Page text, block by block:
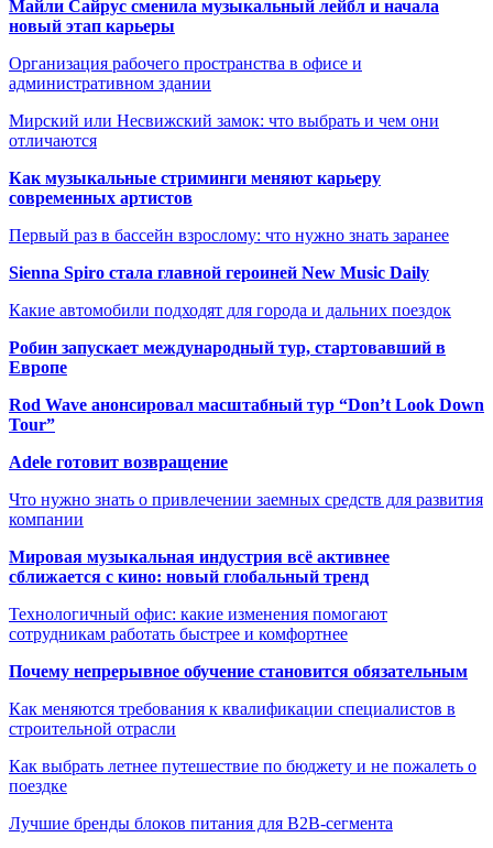
Майли Сайрус сменила музыкальный лейбл и начала
новый этап карьеры
Организация рабочего пространства в офисе и
административном здании
Мирский или Несвижский замок: что выбрать и чем они
отличаются
Как музыкальные стриминги меняют карьеру
современных артистов
Первый раз в бассейн взрослому: что нужно знать заранее
Sienna Spiro стала главной героиней New Music Daily
Какие автомобили подходят для города и дальних поездок
Робин запускает международный тур, стартовавший в
Европе
Rod Wave анонсировал масштабный тур “Don’t Look Down
Tour”
Adele готовит возвращение
Что нужно знать о привлечении заемных средств для развития
компании
Мировая музыкальная индустрия всё активнее
сближается с кино: новый глобальный тренд
Технологичный офис: какие изменения помогают
сотрудникам работать быстрее и комфортнее
Почему непрерывное обучение становится обязательным
Как меняются требования к квалификации специалистов в
строительной отрасли
Как выбрать летнее путешествие по бюджету и не пожалеть о
поездке
Лучшие бренды блоков питания для B2B-сегмента